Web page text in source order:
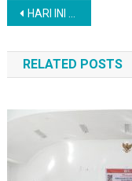
Navigasi
pos
HARI INI SERIBU SERATUS DELAPAN PULUH ENAM (1.186) ORANG CALON VIKARIS PENDETA GMIM MENGIKUTI TES DENGAN MENGGUNAKAN APLIKASI DIGITAL
RELATED POSTS